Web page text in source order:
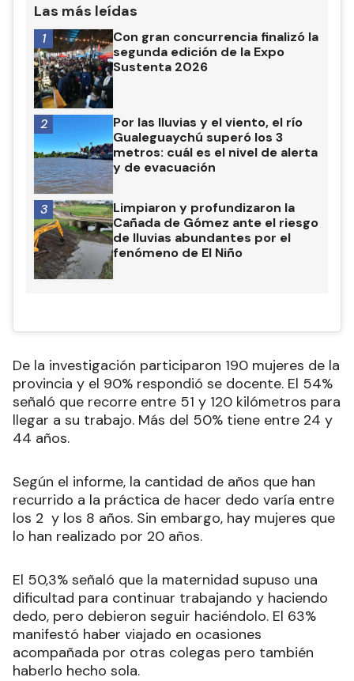
Las más leídas
Con gran concurrencia finalizó la
segunda edición de la Expo
Sustenta 2026
1
Por las lluvias y el viento, el río
Gualeguaychú superó los 3
metros: cuál es el nivel de alerta
y de evacuación
2
Limpiaron y profundizaron la
Cañada de Gómez ante el riesgo
de lluvias abundantes por el
fenómeno de El Niño
3
De la investigación participaron 190 mujeres de la
provincia y el 90% respondió se docente. El 54%
señaló que recorre entre 51 y 120 kilómetros para
llegar a su trabajo. Más del 50% tiene entre 24 y
44 años.
Según el informe, la cantidad de años que han
recurrido a la práctica de hacer dedo varía entre
los 2 y los 8 años. Sin embargo, hay mujeres que
lo han realizado por 20 años.
El 50,3% señaló que la maternidad supuso una
dificultad para continuar trabajando y haciendo
dedo, pero debieron seguir haciéndolo. El 63%
manifestó haber viajado en ocasiones
acompañada por otras colegas pero también
haberlo hecho sola.